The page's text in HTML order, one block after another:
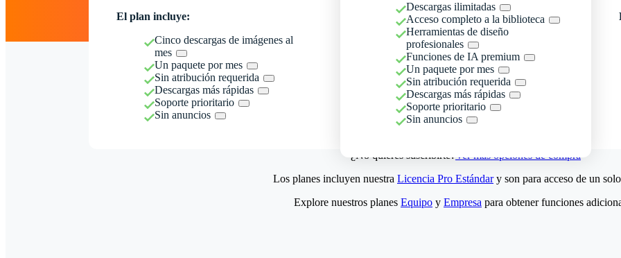
El plan incluye:
Cinco descargas de imágenes al
mes
Un paquete por mes
Sin atribución requerida
Descargas más rápidas
Soporte prioritario
Sin anuncios
Descargas ilimitadas
Acceso completo a la biblioteca
Herramientas de diseño
profesionales
Funciones de IA premium
Un paquete por mes
Sin atribución requerida
Descargas más rápidas
Soporte prioritario
Sin anuncios
¿No quieres suscribirte?Ver más opciones de compra
Los planes incluyen nuestra Licencia Pro Estándary son para acceso de un
Explore nuestros planes Equipo y Empresa para obtener funciones